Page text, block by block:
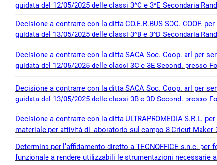
guidata del 12/05/2025 delle classi 3^C e 3^E Secondaria
Decisione a contrarre con la ditta CO.E.R.BUS SOC. COOP.
guidata del 13/05/2025 delle classi 3^B e 3^D Secondaria
Decisione a contrarre con la ditta SACA Soc. Coop. arl per
guidata del 12/05/2025 delle classi 3C e 3E Second. presso
Decisione a contrarre con la ditta SACA Soc. Coop. arl per
guidata del 13/05/2025 delle classi 3B e 3D Second. presso
Decisione a contrarre con la ditta ULTRAPROMEDIA S.R.L.
materiale per attività di laboratorio sul campo 8 Cricut Maker
Determina per l’affidamento diretto a TECNOFFICE s.n.c.
funzionale a rendere utilizzabili le strumentazioni necessarie